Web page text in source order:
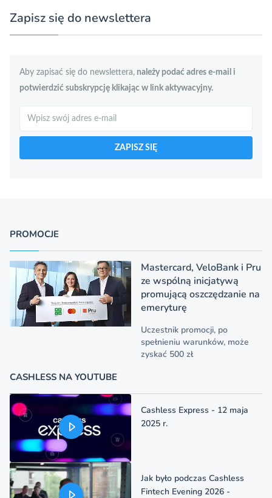
Zapisz się do newslettera
Aby zapisać się do newslettera, należy podać adres e-mail i
potwierdzić subskrypcję klikając w link aktywacyjny.
ZAPISZ SIĘ
PROMOCJE
Mastercard, VeloBank i Pru
ze wspólną inicjatywą
promującą oszczędzanie na
emeryturę
Uczestnik promocji, po
spełnieniu warunków, może
zyskać 500 zł
CASHLESS NA YOUTUBE
Cashless Express - 12 maja
2025 r.
Jak było podczas Cashless
Fintech Evening 2026 -